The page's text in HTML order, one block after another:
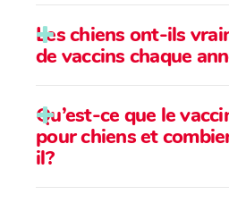
Entérotomie
Entérectomie
Correction du
Les chiens ont-ils
de vaccins chaque
Qu’est-ce que le
pour chiens et
il?